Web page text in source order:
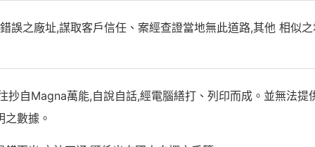
誤之廠址,謀取客戶信任、案經查證當地無此道路,其他 相似
抄自Magna萬能,自說自話,經電腦繕打、列印而成。並無法提
之數據。